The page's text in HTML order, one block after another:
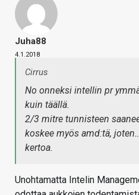
Juha88
4.1.2018
Cirrus
No onneksi intellin pr
kuin täällä.
2/3 mitre tunnisteen
koskee myös amd:tä,
kertoa.
Unohtamatta Intelin